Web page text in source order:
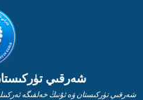
شەرقىي
شەرقىي تۈركىستان ۋە ئۇنىڭ خەلقىگە